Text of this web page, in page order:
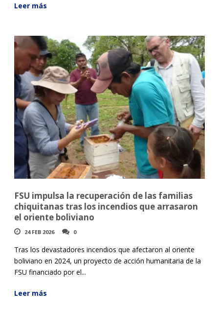
Leer más
FSU impulsa la recuperación de las familias
chiquitanas tras los incendios que arrasaron
el oriente boliviano
24 FEB 2026 0
Tras los devastadores incendios que afectaron al oriente
boliviano en 2024, un proyecto de acción humanitaria de la
FSU financiado por el...
Leer más